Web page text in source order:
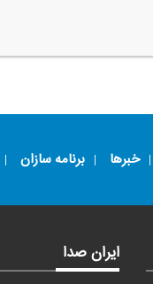
خبرها برنامه سازان
ایران صدا